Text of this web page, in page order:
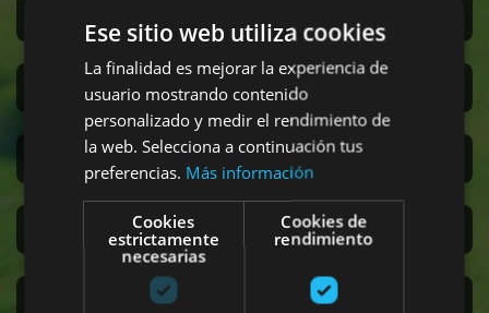
San Fermín
Accesibilidad
Turismo regenerativo
Experiencias exclusivas
Ese sitio web utiliza cookies
La finalidad es mejorar la experiencia de
usuario mostrando contenido
personalizado y medir el rendimiento de
la web. Selecciona a continuación tus
preferencias. Más información
Cookies
estrictamente
necesarias
Cookies de
rendimiento